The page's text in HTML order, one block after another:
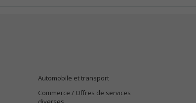
Automobile et transport
Commerce / Offres de services